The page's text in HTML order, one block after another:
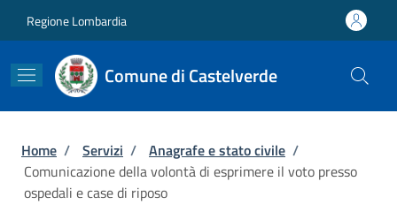
Regione Lombardia
Comune di Castelverde
Briciole di pane
Home / Servizi / Anagrafe e stato civile /
Comunicazione della volontà di esprimere il voto presso
ospedali e case di riposo